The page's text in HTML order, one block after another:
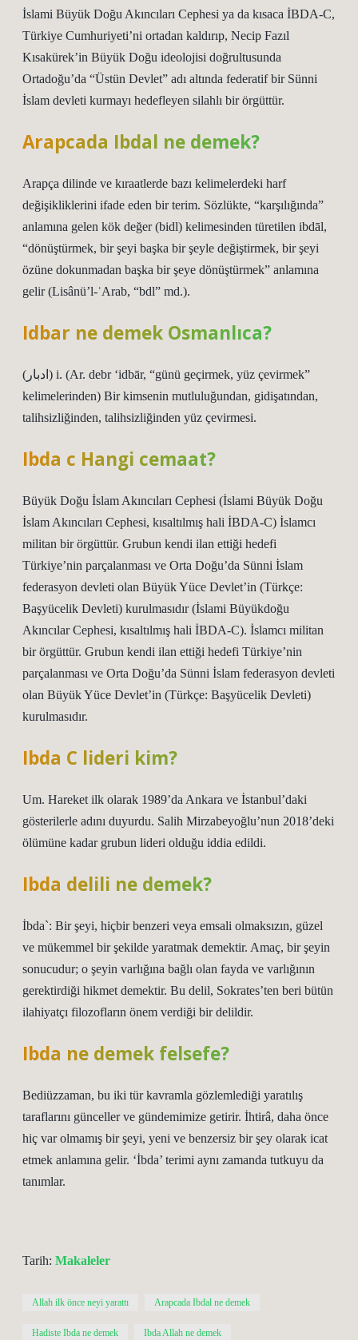
İslami Büyük Doğu Akıncıları Cephesi ya da kısaca İBDA-C,
Türkiye Cumhuriyeti’ni ortadan kaldırıp, Necip Fazıl
Kısakürek’in Büyük Doğu ideolojisi doğrultusunda
Ortadoğu’da “Üstün Devlet” adı altında federatif bir Sünni
İslam devleti kurmayı hedefleyen silahlı bir örgüttür.
Arapcada Ibdal ne demek?
Arapça dilinde ve kıraatlerde bazı kelimelerdeki harf
değişikliklerini ifade eden bir terim. Sözlükte, “karşılığında”
anlamına gelen kök değer (bidl) kelimesinden türetilen ibdāl,
“dönüştürmek, bir şeyi başka bir şeyle değiştirmek, bir şeyi
özüne dokunmadan başka bir şeye dönüştürmek” anlamına
gelir (Lisânü’l-ʿArab, “bdl” md.).
Idbar ne demek Osmanlıca?
(ﺍﺩﺑﺎﺭ) i. (Ar. debr ‘idbār, “günü geçirmek, yüz çevirmek”
kelimelerinden) Bir kimsenin mutluluğundan, gidişatından,
talihsizliğinden, talihsizliğinden yüz çevirmesi.
Ibda c Hangi cemaat?
Büyük Doğu İslam Akıncıları Cephesi (İslami Büyük Doğu
İslam Akıncıları Cephesi, kısaltılmış hali İBDA-C) İslamcı
militan bir örgüttür. Grubun kendi ilan ettiği hedefi
Türkiye’nin parçalanması ve Orta Doğu’da Sünni İslam
federasyon devleti olan Büyük Yüce Devlet’in (Türkçe:
Başyücelik Devleti) kurulmasıdır (İslami Büyükdoğu
Akıncılar Cephesi, kısaltılmış hali İBDA-C). İslamcı militan
bir örgüttür. Grubun kendi ilan ettiği hedefi Türkiye’nin
parçalanması ve Orta Doğu’da Sünni İslam federasyon devleti
olan Büyük Yüce Devlet’in (Türkçe: Başyücelik Devleti)
kurulmasıdır.
Ibda C lideri kim?
Um. Hareket ilk olarak 1989’da Ankara ve İstanbul’daki
gösterilerle adını duyurdu. Salih Mirzabeyoğlu’nun 2018’deki
ölümüne kadar grubun lideri olduğu iddia edildi.
Ibda delili ne demek?
İbda`: Bir şeyi, hiçbir benzeri veya emsali olmaksızın, güzel
ve mükemmel bir şekilde yaratmak demektir. Amaç, bir şeyin
sonucudur; o şeyin varlığına bağlı olan fayda ve varlığının
gerektirdiği hikmet demektir. Bu delil, Sokrates’ten beri bütün
ilahiyatçı filozofların önem verdiği bir delildir.
Ibda ne demek felsefe?
Bediüzzaman, bu iki tür kavramla gözlemlediği yaratılış
taraflarını günceller ve gündemimize getirir. İhtirâ, daha önce
hiç var olmamış bir şeyi, yeni ve benzersiz bir şey olarak icat
etmek anlamına gelir. ‘İbda’ terimi aynı zamanda tutkuyu da
tanımlar.
Tarih: Makaleler
Allah ilk önce neyi yarattı Arapcada Ibdal ne demek
Hadiste Ibda ne demek Ibda Allah ne demek